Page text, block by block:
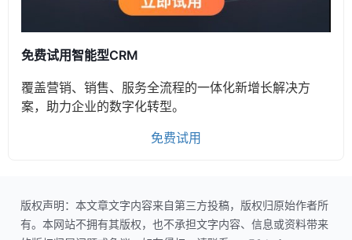
免费试用智能型CRM
覆盖营销、销售、服务全流程的一体化新增长解决方
案，助力企业的数字化转型。
免费试用
版权声明：本文章文字内容来自第三方投稿，版权归原始作者所
有。本网站不拥有其版权，也不承担文字内容、信息或资料带来